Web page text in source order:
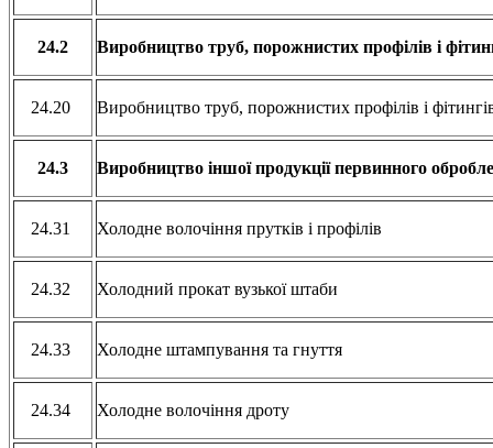
24.2 Виробництво труб, порожнистих профілів і
24.20 Виробництво труб, порожнистих профілів і
24.3 Виробництво іншої продукції первинного
24.31 Холодне волочіння прутків і профілів
24.32 Холодний прокат вузької штаби
24.33 Холодне штампування та гнуття
24.34 Холодне волочіння дроту